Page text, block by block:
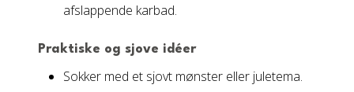
afslappende karbad.
Praktiske og sjove idéer
Sokker med et sjovt mønster eller juletema.